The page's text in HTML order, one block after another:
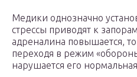
Медики однозначно
стрессы приводят к
адреналина повышается,
переходя в режим
нарушается его